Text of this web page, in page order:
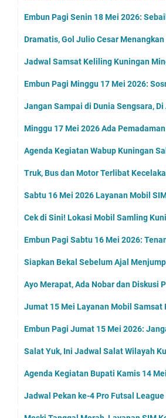
Embun Pagi Senin 18 Mei 2026:
Dramatis, Gol Julio Cesar
Jadwal Samsat Keliling Kuningan
Embun Pagi Minggu 17 Mei 2026:
Jangan Sampai di Dunia Sengsara,
Minggu 17 Mei 2026 Ada
Agenda Kegiatan Wabup Kuningan
Truk, Bus dan Motor Terlibat
Sabtu 16 Mei 2026 Layanan Mobil
Cek di Sini! Lokasi Mobil Samling
Embun Pagi Sabtu 16 Mei 2026:
Siapkan Bekal Sebelum Ajal
Ayo Merapat, Ada Nobar dan Diskusi
Jumat 15 Mei Layanan Mobil Samsat
Embun Pagi Jumat 15 Mei 2026:
Salat Yuk, Ini Jadwal Salat Wilayah
Agenda Kegiatan Bupati Kamis 14
Jadwal Pekan ke-4 Pro Futsal League